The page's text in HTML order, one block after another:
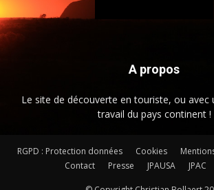
A propos
Le site de découverte en touriste, ou avec
travail du pays continent !
RGPD : Protection données Cookies
Contact
Presse JPAUSA JPAC